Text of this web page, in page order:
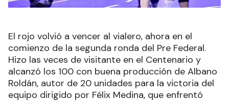
El rojo volvió a vencer al vialero, ahora en el
comienzo de la segunda ronda del Pre Federal.
Hizo las veces de visitante en el Centenario y
alcanzó los 100 con buena producción de Albano
Roldán, autor de 20 unidades para la victoria del
equipo dirigido por Félix Medina, que enfrentó